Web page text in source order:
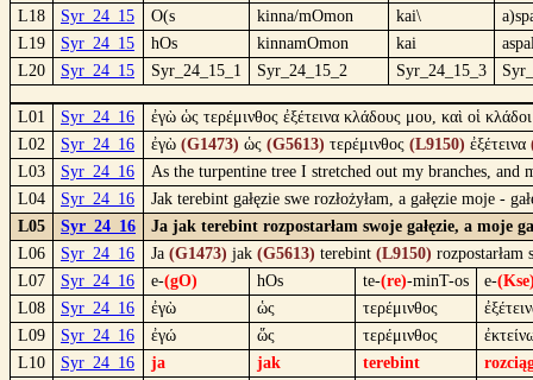
L18
Syr_24_15 O(s kinna/mOmon kai\
L19
Syr_24_15 hOs kinnamOmon kai
L20
Syr_24_15 Syr_24_15_1 Syr_24_15_2 Syr_24_15_3
L01 Syr_24_16
ἐγὼ ὡς τερέμινθος ἐξέτεινα κλάδους μου, καὶ οἱ
L02
Syr_24_16 ἐγὼ (G1473) ὡς (G5613) τερέμινθος (L9150) ἐξέτεινα
L03
Syr_24_16
As the turpentine tree I stretched out my branches, and
L04
Syr_24_16
Jak terebint gałęzie swe rozłożyłam, a gałęzie moje -
L05
Syr_24_16
Ja jak terebint rozpostarłam swoje gałęzie, a moje
L06
Syr_24_16 Ja (G1473) jak (G5613) terebint (L9150) rozpostarłam
L07
Syr_24_16 e-(gO) hOs te-(re)-minT-os e-
L08
Syr_24_16 ἐγὼ ὡς τερέμινθος
L09
Syr_24_16 ἐγώ ὥς τερέμινθος
L10
Syr_24_16 ja jak terebint